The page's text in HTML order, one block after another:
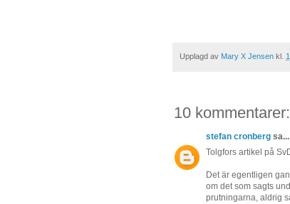
Upplagd av Mary X Jensen kl.
10 kommentarer:
stefan cronberg sa...
Tolgfors artikel på
Det är egentligen
om det som sagts
prutningarna, aldrig